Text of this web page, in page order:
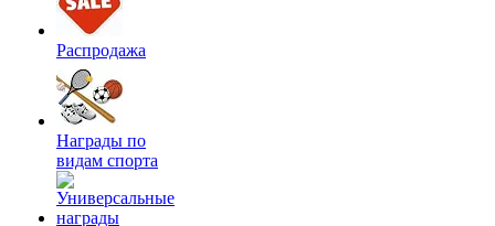
Распродажа
Награды по
видам спорта